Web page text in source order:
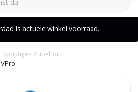
is actuele winkel voorraad.
Sonstiges Zubehör